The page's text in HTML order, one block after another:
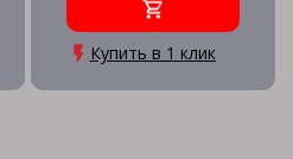
Купить в 1 клик